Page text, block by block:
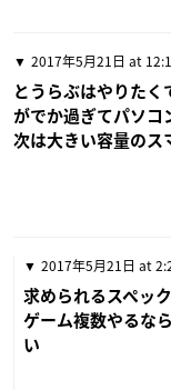
2017年5月21日 at
とうらぶはやりたく
がでか過ぎてパソ
次は大きい容量のス
2017年5月21日 at
求められるスペッ
ゲーム複数やるな
い